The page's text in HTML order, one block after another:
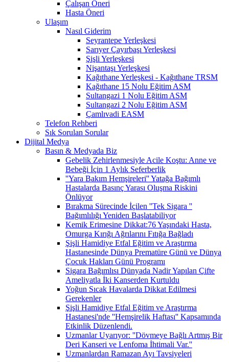
Çalışan Öneri
Hasta Öneri
Ulaşım
Nasıl Giderim
Seyrantepe Yerleşkesi
Sarıyer Çayırbaşı Yerleşkesi
Şişli Yerleşkesi
Nişantaşı Yerleşkesi
Kağıthane Yerleşkesi - Kağıthane TRSM
Kağıthane 15 Nolu Eğitim ASM
Sultangazi 1 Nolu Eğitim ASM
Sultangazi 2 Nolu Eğitim ASM
Çamlıvadi EASM
Telefon Rehberi
Sık Sorulan Sorular
Dijital Medya
Basın & Medyada Biz
Gebelik Zehirlenmesiyle Acile Koştu: Anne ve
Bebeği İçin 1 Aylık Seferberlik
''Yara Bakım Hemşireleri'' Yatağa Bağımlı
Hastalarda Basınç Yarası Oluşma Riskini
Önlüyor
Bırakma Sürecinde İçilen ''Tek Sigara ''
Bağımlılığı Yeniden Başlatabiliyor
Kemik Erimesine Dikkat:76 Yaşındaki Hasta,
Omurga Kırığı Ağrılarını Fıtığa Bağladı
Şişli Hamidiye Etfal Eğitim ve Araştırma
Hastanesinde Dünya Prematüre Günü ve Dünya
Çocuk Hakları Günü Programı
Sigara Bağımlısı Dünyada Nadir Yapılan Çifte
Ameliyatla İki Kanserden Kurtuldu
Yoğun Sıcak Havalarda Dikkat Edilmesi
Gerekenler
Şişli Hamidiye Etfal Eğitim ve Araştırma
Hastanesi'nde ''Hemşirelik Haftası'' Kapsamında
Etkinlik Düzenlendi.
Uzmanlar Uyarıyor: ''Dövmeye Bağlı Artmış Bir
Deri Kanseri ve Lenfoma İhtimali Var.''
Uzmanlardan Ramazan Ayı Tavsiyeleri